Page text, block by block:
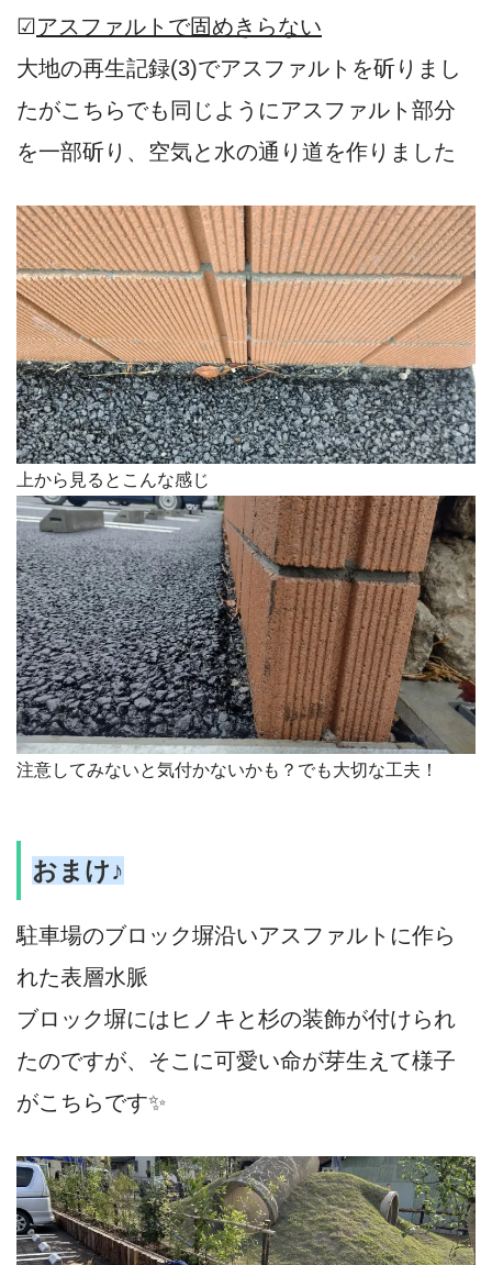
☑アスファルトで固めきらない
大地の再生記録(3)でアスファルトを斫りまし
たがこちらでも同じようにアスファルト部分
を一部斫り、空気と水の通り道を作りました
上から見るとこんな感じ
注意してみないと気付かないかも？でも大切な工夫！
おまけ♪
駐車場のブロック塀沿いアスファルトに作ら
れた表層水脈
ブロック塀にはヒノキと杉の装飾が付けられ
たのですが、そこに可愛い命が芽生えて様子
がこちらです✨